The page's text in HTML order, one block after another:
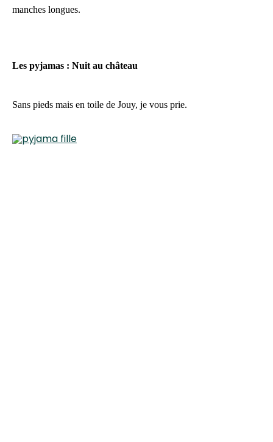
manches longues.
Les pyjamas : Nuit au château
Sans pieds mais en toile de Jouy, je vous prie.